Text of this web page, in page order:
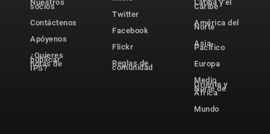
Nuestros
socios
Contáctenos
Apóyenos
¿Quieres
publicar
notas de
IPS?
Twitter
Facebook
Flickr
Reglas de
comunidad
Latina y el
Caribe
América del
Norte
Asia-
Pacífico
Europa
Medio
Oriente y
Norte de
África
Mundo